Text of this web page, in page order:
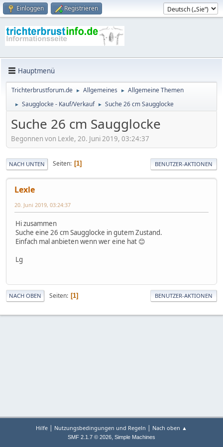
Einloggen Registrieren
Hauptmenü
Trichterbrustforum.de ► Allgemeines ► Allgemeine Themen
► Saugglocke - Kauf/Verkauf ► Suche 26 cm Saugglocke
Suche 26 cm Saugglocke
Begonnen von Lexle, 20. Juni 2019, 03:24:37
NACH UNTEN Seiten 1 BENUTZER-AKTIONEN
Lexle
20. Juni 2019, 03:24:37
Hi zusammen
Suche eine 26 cm Saugglocke in gutem Zustand.
Einfach mal anbieten wenn wer eine hat 😊
Lg
NACH OBEN Seiten 1 BENUTZER-AKTIONEN
Hilfe | Nutzungsbedingungen und Regeln | Nach oben ▲
SMF 2.1.7 © 2026, Simple Machines